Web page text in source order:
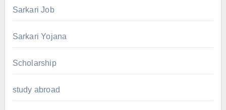
Sarkari Job
Sarkari Yojana
Scholarship
study abroad